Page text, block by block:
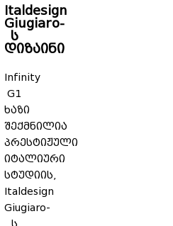
Italdesign
Giugiaro-
ს
დიზაინი
Infinity
G1
ხაზი
შექმნილია
პრესტიჟული
იტალიური
სტუდიის,
Italdesign
Giugiaro-